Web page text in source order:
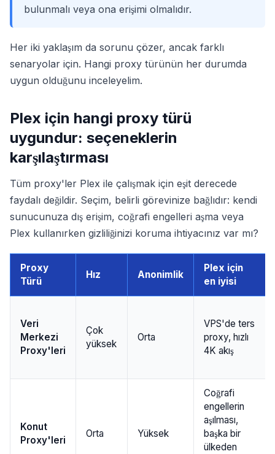
bulunmalı veya ona erişimi olmalıdır.
Her iki yaklaşım da sorunu çözer, ancak farklı
senaryolar için. Hangi proxy türünün her durumda
uygun olduğunu inceleyelim.
Plex için hangi proxy türü
uygundur: seçeneklerin
karşılaştırması
Tüm proxy'ler Plex ile çalışmak için eşit derecede
faydalı değildir. Seçim, belirli görevinize bağlıdır: kendi
sunucunuza dış erişim, coğrafi engelleri aşma veya
Plex kullanırken gizliliğinizi koruma ihtiyacınız var mı?
Proxy
Türü
Hız Anonimlik
Plex için
en iyisi
Veri
Merkezi
Proxy'leri
Çok
yüksek
Orta
VPS'de ters
proxy, hızlı
4K akış
Konut
Proxy'leri
Orta Yüksek
Coğrafi
engellerin
aşılması,
başka bir
ülkeden